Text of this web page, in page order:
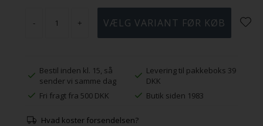
- +
Bestil inden kl. 15, så
sender vi samme dag
Levering til pakkeboks 39
DKK
Fri fragt fra 500 DKK
Butik siden 1983
Hvad koster forsendelsen?